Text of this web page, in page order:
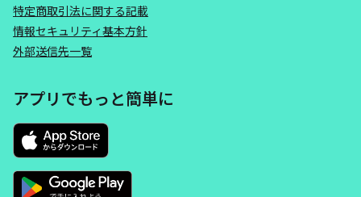
特定商取引法に関する記載
情報セキュリティ基本方針
外部送信先一覧
アプリでもっと簡単に